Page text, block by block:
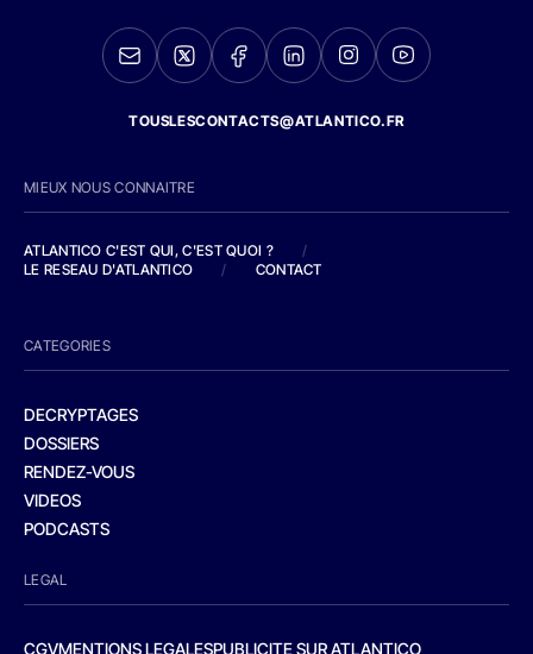
TOUSLESCONTACTS@ATLANTICO.FR
MIEUX NOUS CONNAITRE
ATLANTICO C'EST QUI, C'EST QUOI ?
/
LE RESEAU D'ATLANTICO
/ CONTACT
CATEGORIES
DECRYPTAGES
DOSSIERS
RENDEZ-VOUS
VIDEOS
PODCASTS
LEGAL
CGVMENTIONS LEGALESPUBLICITE SUR ATLANTICO